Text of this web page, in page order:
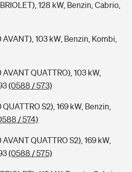
128 kW, Benzin, Cabrio,
103 kW, Benzin, Kombi,
QUATTRO), 103 kW,
(0588 / 573)
S2), 169 kW, Benzin,
/ 574)
QUATTRO S2), 169 kW,
(0588 / 575)